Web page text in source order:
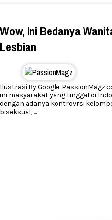
Wow, Ini Bedanya
Lesbian
Ilustrasi By Google.
ini masyarakat yang tinggal di
dengan adanya kontrovrsi
biseksual, ...